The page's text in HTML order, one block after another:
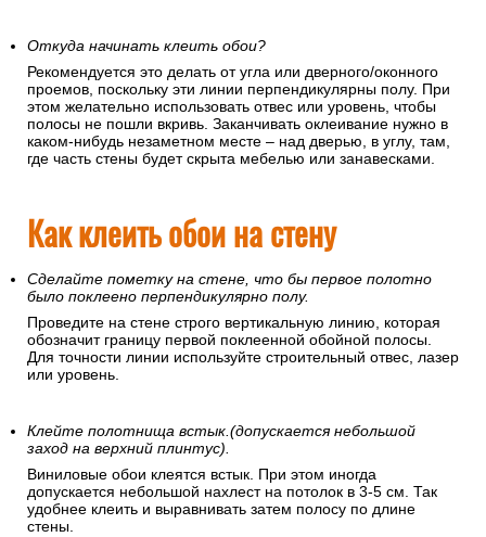
Откуда начинать клеить обои?
Рекомендуется это делать от угла или дверного/оконного
проемов, поскольку эти линии перпендикулярны полу. При
этом желательно использовать отвес или уровень, чтобы
полосы не пошли вкривь. Заканчивать оклеивание нужно в
каком-нибудь незаметном месте – над дверью, в углу, там,
где часть стены будет скрыта мебелью или занавесками.
Как клеить обои на стену
Сделайте пометку на стене, что бы первое полотно
было поклеено перпендикулярно полу.
Проведите на стене строго вертикальную линию, которая
обозначит границу первой поклеенной обойной полосы.
Для точности линии используйте строительный отвес, лазер
или уровень.
Клейте полотнища встык.(допускается небольшой
заход на верхний плинтус).
Виниловые обои клеятся встык. При этом иногда
допускается небольшой нахлест на потолок в 3-5 см. Так
удобнее клеить и выравнивать затем полосу по длине
стены.